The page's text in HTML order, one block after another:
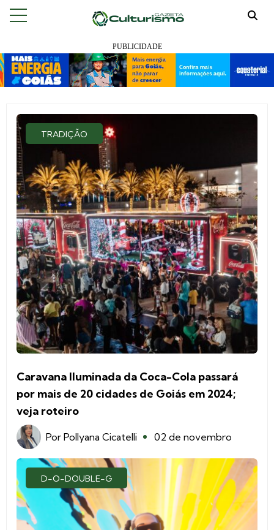
TRADIÇÃO
Caravana Iluminada da Coca-Cola passará
por mais de 20 cidades de Goiás em 2024;
veja roteiro
Por Pollyana Cicatelli 02 de novembro
D-O-DOUBLE-G